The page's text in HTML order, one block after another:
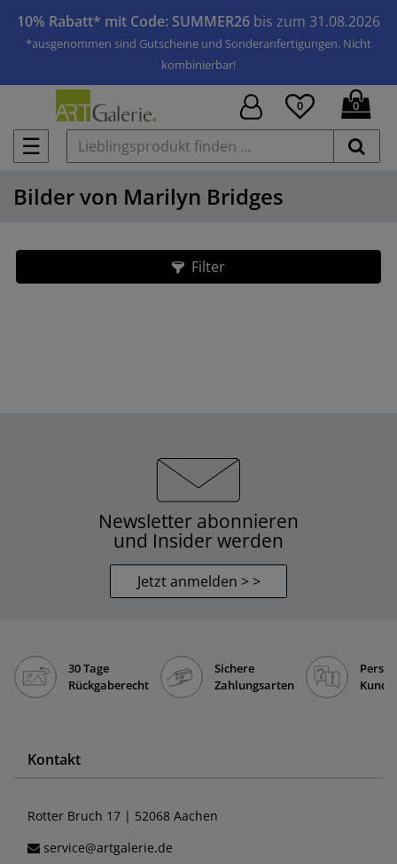
10% Rabatt* mit Code: SUMMER26 bis zum 31.08.2026
*ausgenommen sind Gutscheine und Sonderanfertigungen. Nicht
kombinierbar!
☰
0 0
Bilder von Marilyn Bridges
Filter
Newsletter abonnieren
und Insider werden
Jetzt anmelden > >
30 Tage
Rückgaberecht
Sichere
Zahlungsarten
Kontakt
Rotter Bruch 17 | 52068 Aachen
service@artgalerie.de